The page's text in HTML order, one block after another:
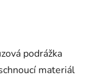
podrážka
materiál